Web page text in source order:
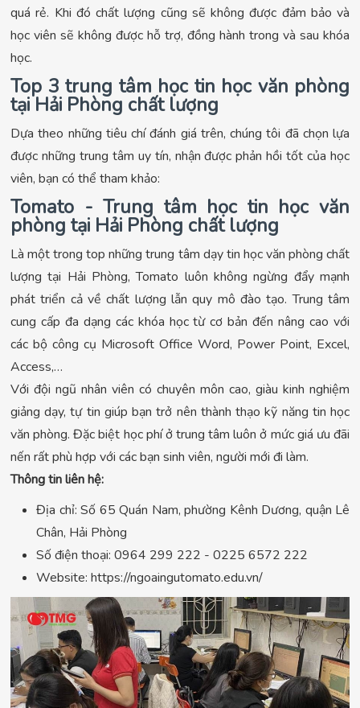
quá rẻ. Khi đó chất lượng cũng sẽ không được đảm bảo và
học viên sẽ không được hỗ trợ, đồng hành trong và sau khóa
học.
Top 3 trung tâm học tin học văn phòng
tại Hải Phòng chất lượng
Dựa theo những tiêu chí đánh giá trên, chúng tôi đã chọn lựa
được những trung tâm uy tín, nhận được phản hồi tốt của học
viên, bạn có thể tham khảo:
Tomato - Trung tâm học tin học văn
phòng tại Hải Phòng chất lượng
Là một trong top những trung tâm dạy tin học văn phòng chất
lượng tại Hải Phòng, Tomato luôn không ngừng đẩy mạnh
phát triển cả về chất lượng lẫn quy mô đào tạo. Trung tâm
cung cấp đa dạng các khóa học từ cơ bản đến nâng cao với
các bộ công cụ Microsoft Office Word, Power Point, Excel,
Access,…
Với đội ngũ nhân viên có chuyên môn cao, giàu kinh nghiệm
giảng dạy, tự tin giúp bạn trở nên thành thạo kỹ năng tin học
văn phòng. Đặc biệt học phí ở trung tâm luôn ở mức giá ưu đãi
nến rất phù hợp với các bạn sinh viên, người mới đi làm.
Thông tin liên hệ:
Địa chỉ: Số 65 Quán Nam, phường Kênh Dương, quận Lê
Chân, Hải Phòng
Số điện thoại: 0964 299 222 - 0225 6572 222
Website: https://ngoaingutomato.edu.vn/